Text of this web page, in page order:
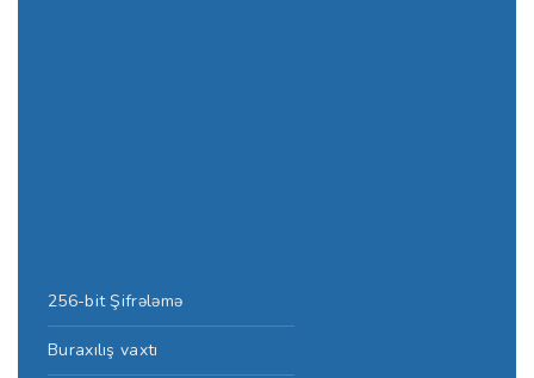
256-bit Şifrələmə
Buraxılış vaxtı